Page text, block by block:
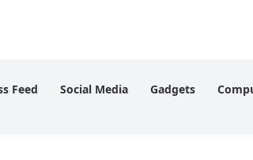
Feed Social Media Gadgets